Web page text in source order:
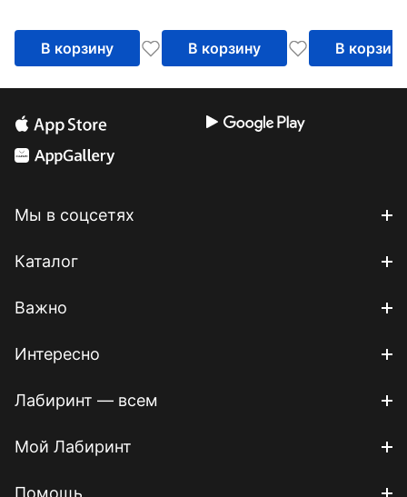
В корзину В корзину
(ВВ4522)
В корзину
Мы в соцсетях
Каталог
Важно
Интересно
Лабиринт — всем
Мой Лабиринт
Помощь